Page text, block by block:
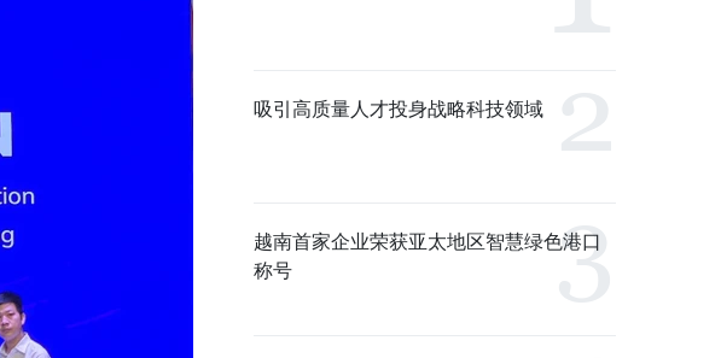
吸引高质量人才投身战略科技领域
越南首家企业荣获亚太地区智慧绿色港口
称号